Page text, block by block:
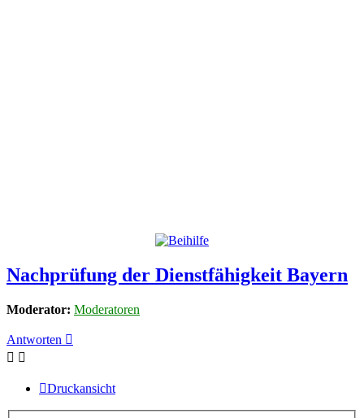
Nachprüfung der Dienstfähigkeit Bayern
Moderator: Moderatoren
Antworten
Druckansicht